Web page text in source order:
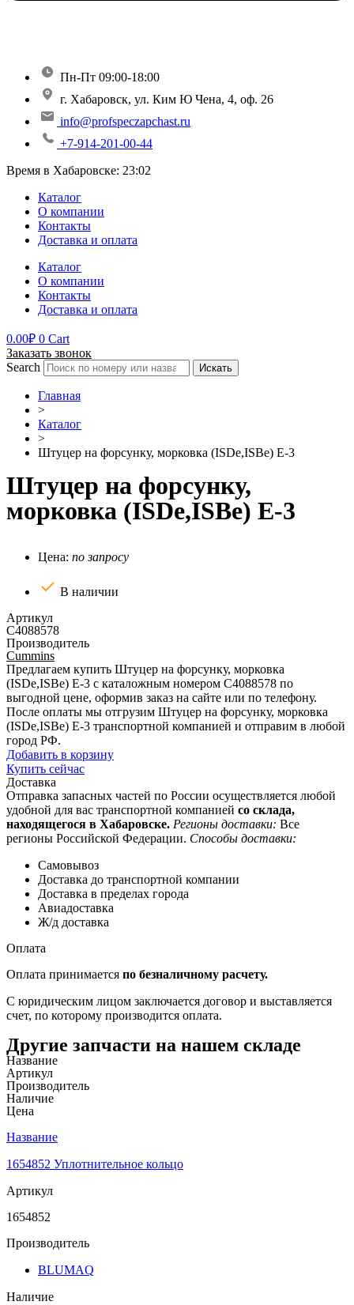
Пн-Пт 09:00-18:00
г. Хабаровск, ул. Ким Ю Чена, 4, оф. 26
info@profspeczapchast.ru
+7-914-201-00-44
Время в Хабаровске: 23:02
Каталог
О компании
Контакты
Доставка и оплата
Каталог
О компании
Контакты
Доставка и оплата
0.00₽ 0 Cart
Заказать звонок
Search
Искать
Главная
>
Каталог
>
Штуцер на форсунку, морковка (ISDe,ISBe) Е-3
Штуцер на форсунку,
морковка (ISDe,ISBe) Е-3
Цена: по запросу
В наличии
Артикул
C4088578
Производитель
Cummins
Предлагаем купить Штуцер на форсунку, морковка
(ISDe,ISBe) Е-3 с каталожным номером C4088578 по
выгодной цене, оформив заказ на сайте или по телефону.
После оплаты мы отгрузим Штуцер на форсунку, морковка
(ISDe,ISBe) Е-3 транспортной компанией и отправим в любой
город РФ.
Добавить в корзину
Купить сейчас
Доставка
Отправка запасных частей по России осуществляется любой
удобной для вас транспортной компанией со склада,
находящегося в Хабаровске. Регионы доставки: Все
регионы Российской Федерации. Способы доставки:
Самовывоз
Доставка до транспортной компании
Доставка в пределах города
Авиадоставка
Ж/д доставка
Оплата
Оплата принимается по безналичному расчету.
С юридическим лицом заключается договор и выставляется
счет, по которому производится оплата.
Другие запчасти на нашем складе
Название
Артикул
Производитель
Наличие
Цена
Название
1654852 Уплотнительное кольцо
Артикул
1654852
Производитель
BLUMAQ
Наличие